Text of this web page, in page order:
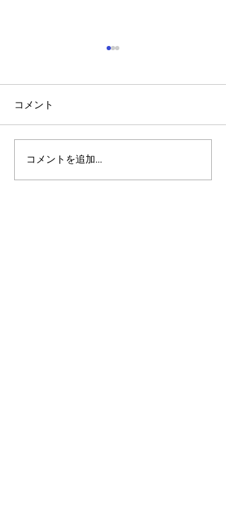
アルゴランドのポスト量
子暗号（PQC）ロードマ
コメント
コメントを追加…